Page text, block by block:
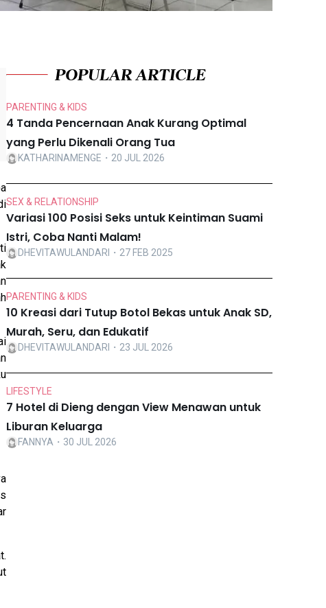
POPULAR ARTICLE
PARENTING & KIDS
4 Tanda Pencernaan Anak Kurang Optimal
yang Perlu Dikenali Orang Tua
KATHARINAMENGE ・20 JUL 2026
SEX & RELATIONSHIP
Variasi 100 Posisi Seks untuk Keintiman Suami
Istri, Coba Nanti Malam!
DHEVITAWULANDARI ・27 FEB 2025
PARENTING & KIDS
10 Kreasi dari Tutup Botol Bekas untuk Anak SD,
Murah, Seru, dan Edukatif
DHEVITAWULANDARI ・23 JUL 2026
LIFESTYLE
7 Hotel di Dieng dengan View Menawan untuk
Liburan Keluarga
FANNYA ・30 JUL 2026